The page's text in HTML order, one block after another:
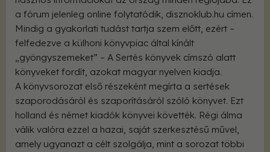
a fórum jelenleg online folytatódik, disznoklub.hu címen.
Mindig a gyakorlati tudást tartja szem előtt, ezért –
felfedezve a külhoni könyvpiac által kínált
„gyöngyszemeket” – A Sertés könyvek címszó alatt
könyveket fordít, azokat magyar nyelven kiadja.
A könyvsorozat első részeként megírta a sertések
szaporodásáról és szaporításáról szóló könyvet. Ezt
holland és német kiadók könyvei követték. Régi álma
válik valóra ezzel a hazai, saját szerkesztésű művel,
amely ugyanazt a célt szolgálja, mint a sorozat többi